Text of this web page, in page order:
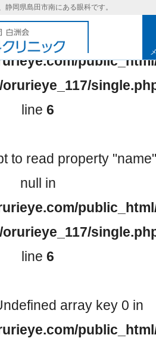
array key 0 in
line6
to read property
null in
line6
array key 0 in
静岡県島田市南にある眼科です。
紹介